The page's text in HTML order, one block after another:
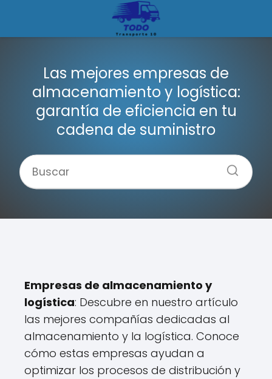
Las mejores empresas de
almacenamiento y logística:
garantía de eficiencia en tu
cadena de suministro
Empresas de almacenamiento y
logística: Descubre en nuestro artículo
las mejores compañías dedicadas al
almacenamiento y la logística. Conoce
cómo estas empresas ayudan a
optimizar los procesos de distribución y